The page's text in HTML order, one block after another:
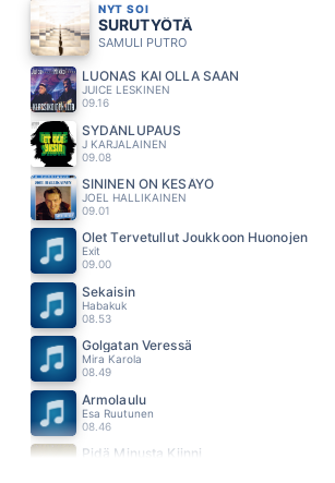
NYT SOI
SURUTYÖTÄ
SAMULI PUTRO
LUONAS KAI OLLA SAAN
JUICE LESKINEN
09.16
SYDÄNLUPAUS
J KARJALAINEN
09.08
SININEN ON KESÄYÖ
JOEL HALLIKAINEN
09.01
Olet Tervetullut Joukkoon Huonojen
Exit
09.00
Sekaisin
Habakuk
08.53
Golgatan Veressä
Mira Karola
08.49
Armolaulu
Esa Ruutunen
08.46
Pidä Minusta Kiinni